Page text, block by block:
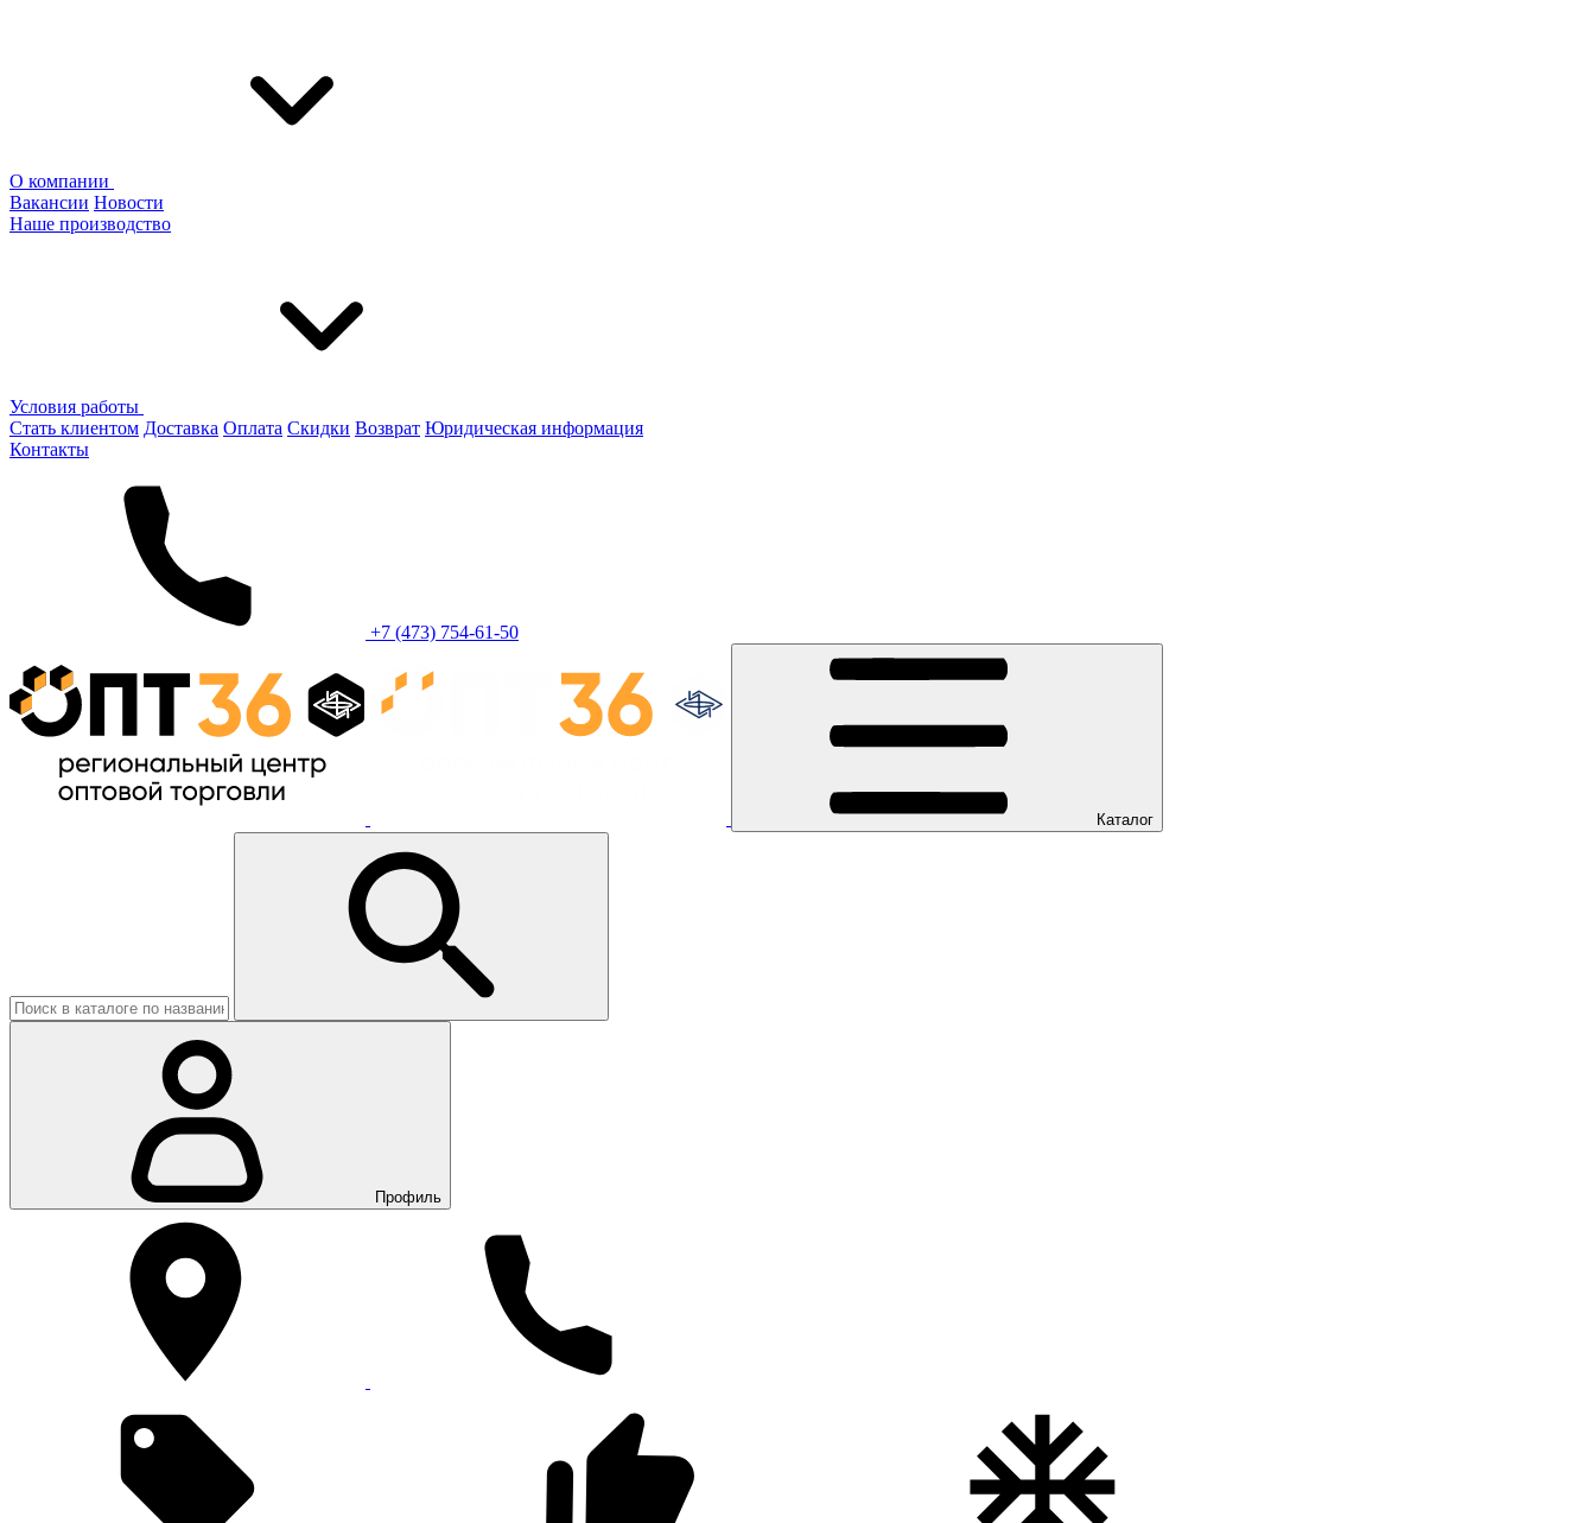
О компании
Вакансии Новости
Наше производство
Условия работы
Стать клиентом Доставка Оплата Скидки Возврат Юридическая информация
Контакты
+7 (473) 754-61-50
Каталог
Профиль